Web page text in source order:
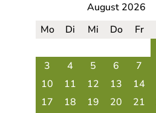
August 2026
Mo
Di Mi Do Fr
3
4 5 6 7
10
11 12 13 14
17
18 19 20 21